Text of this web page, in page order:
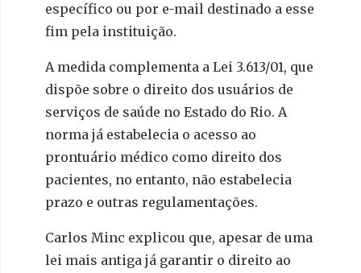
específico ou por e-mail destinado a esse
fim pela instituição.
A medida complementa a Lei 3.613/01, que
dispõe sobre o direito dos usuários de
serviços de saúde no Estado do Rio. A
norma já estabelecia o acesso ao
prontuário médico como direito dos
pacientes, no entanto, não estabelecia
prazo e outras regulamentações.
Carlos Minc explicou que, apesar de uma
lei mais antiga já garantir o direito ao